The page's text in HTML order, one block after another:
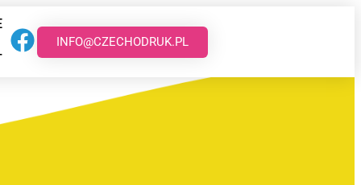
INFO@CZECHODRUK.PL